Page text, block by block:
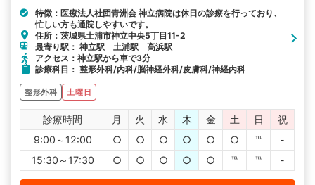
特徴：医療法人社団青洲会 神立病院は休日の診療を行っており、
忙しい方も通院しやすいです。
住所：茨城県土浦市神立中央5丁目11-2
最寄り駅： 神立駅 土浦駅 高浜駅
アクセス：神立駅から車で3分
診療科目： 整形外科/内科/脳神経外科/皮膚科/神経内科
整形外科 土曜日
診療時間 月 火 水 木 金 土 日
祝
9:00～12:00
○ ○ ○ ○ ○ ○ ℡
-
15:30～17:30
○ ○ ○ ○ ○ ℡ ℡ -